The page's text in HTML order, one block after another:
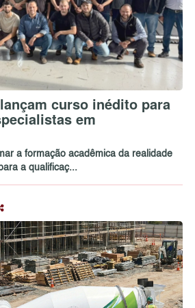
curso inédito para
em
a formação acadêmica da realidade
a qualificaç...